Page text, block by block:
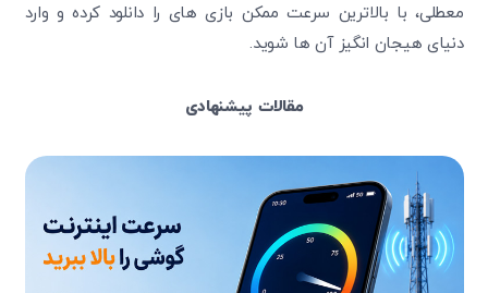
معطلی، با بالاترین سرعت ممکن بازی های را دانلود کرده و وارد
دنیای هیجان انگیز آن ها شوید.
مقالات پیشنهادی